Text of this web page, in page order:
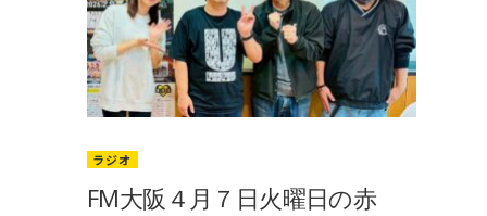
ラジオ
FM大阪４月７日火曜日の赤